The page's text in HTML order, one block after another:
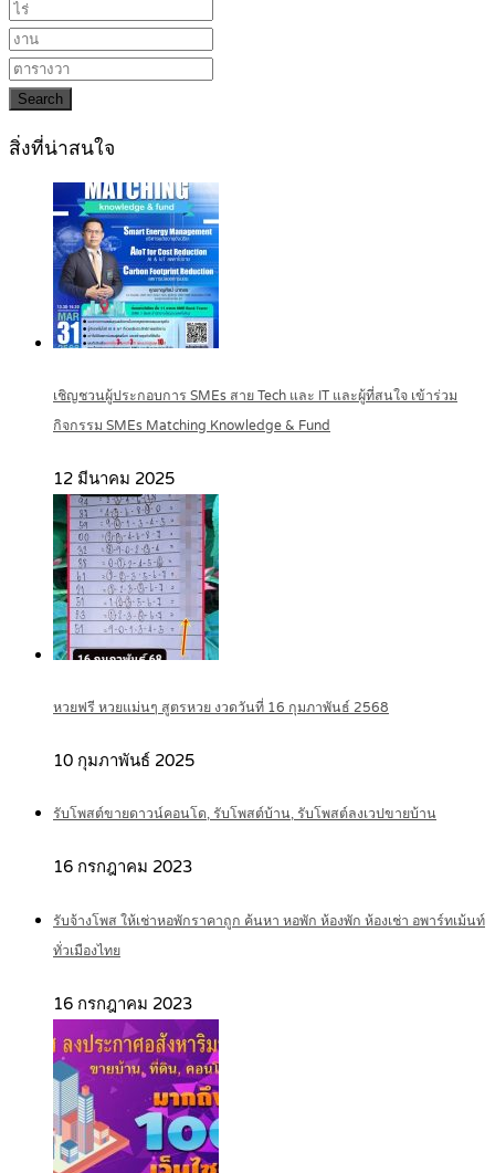
Search
สิ่งที่น่าสนใจ
เชิญชวนผู้ประกอบการ SMEs สาย Tech และ IT และผู้ที่สนใจ เข้าร่วม
กิจกรรม SMEs Matching Knowledge & Fund
12 มีนาคม 2025
หวยฟรี หวยแม่นๆ สูตรหวย งวดวันที่ 16 กุมภาพันธ์ 2568
10 กุมภาพันธ์ 2025
รับโพสต์ขายดาวน์คอนโด, รับโพสต์บ้าน, รับโพสต์ลงเวปขายบ้าน
16 กรกฎาคม 2023
รับจ้างโพส ให้เช่าหอพักราคาถูก ค้นหา หอพัก ห้องพัก ห้องเช่า อพาร์ทเม้นท์
ทั่วเมืองไทย
16 กรกฎาคม 2023